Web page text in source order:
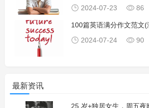
2024-07-23
86
100篇英语满分作文范文
2024-07-24
90
最新资讯
25 岁+独居女生，周五